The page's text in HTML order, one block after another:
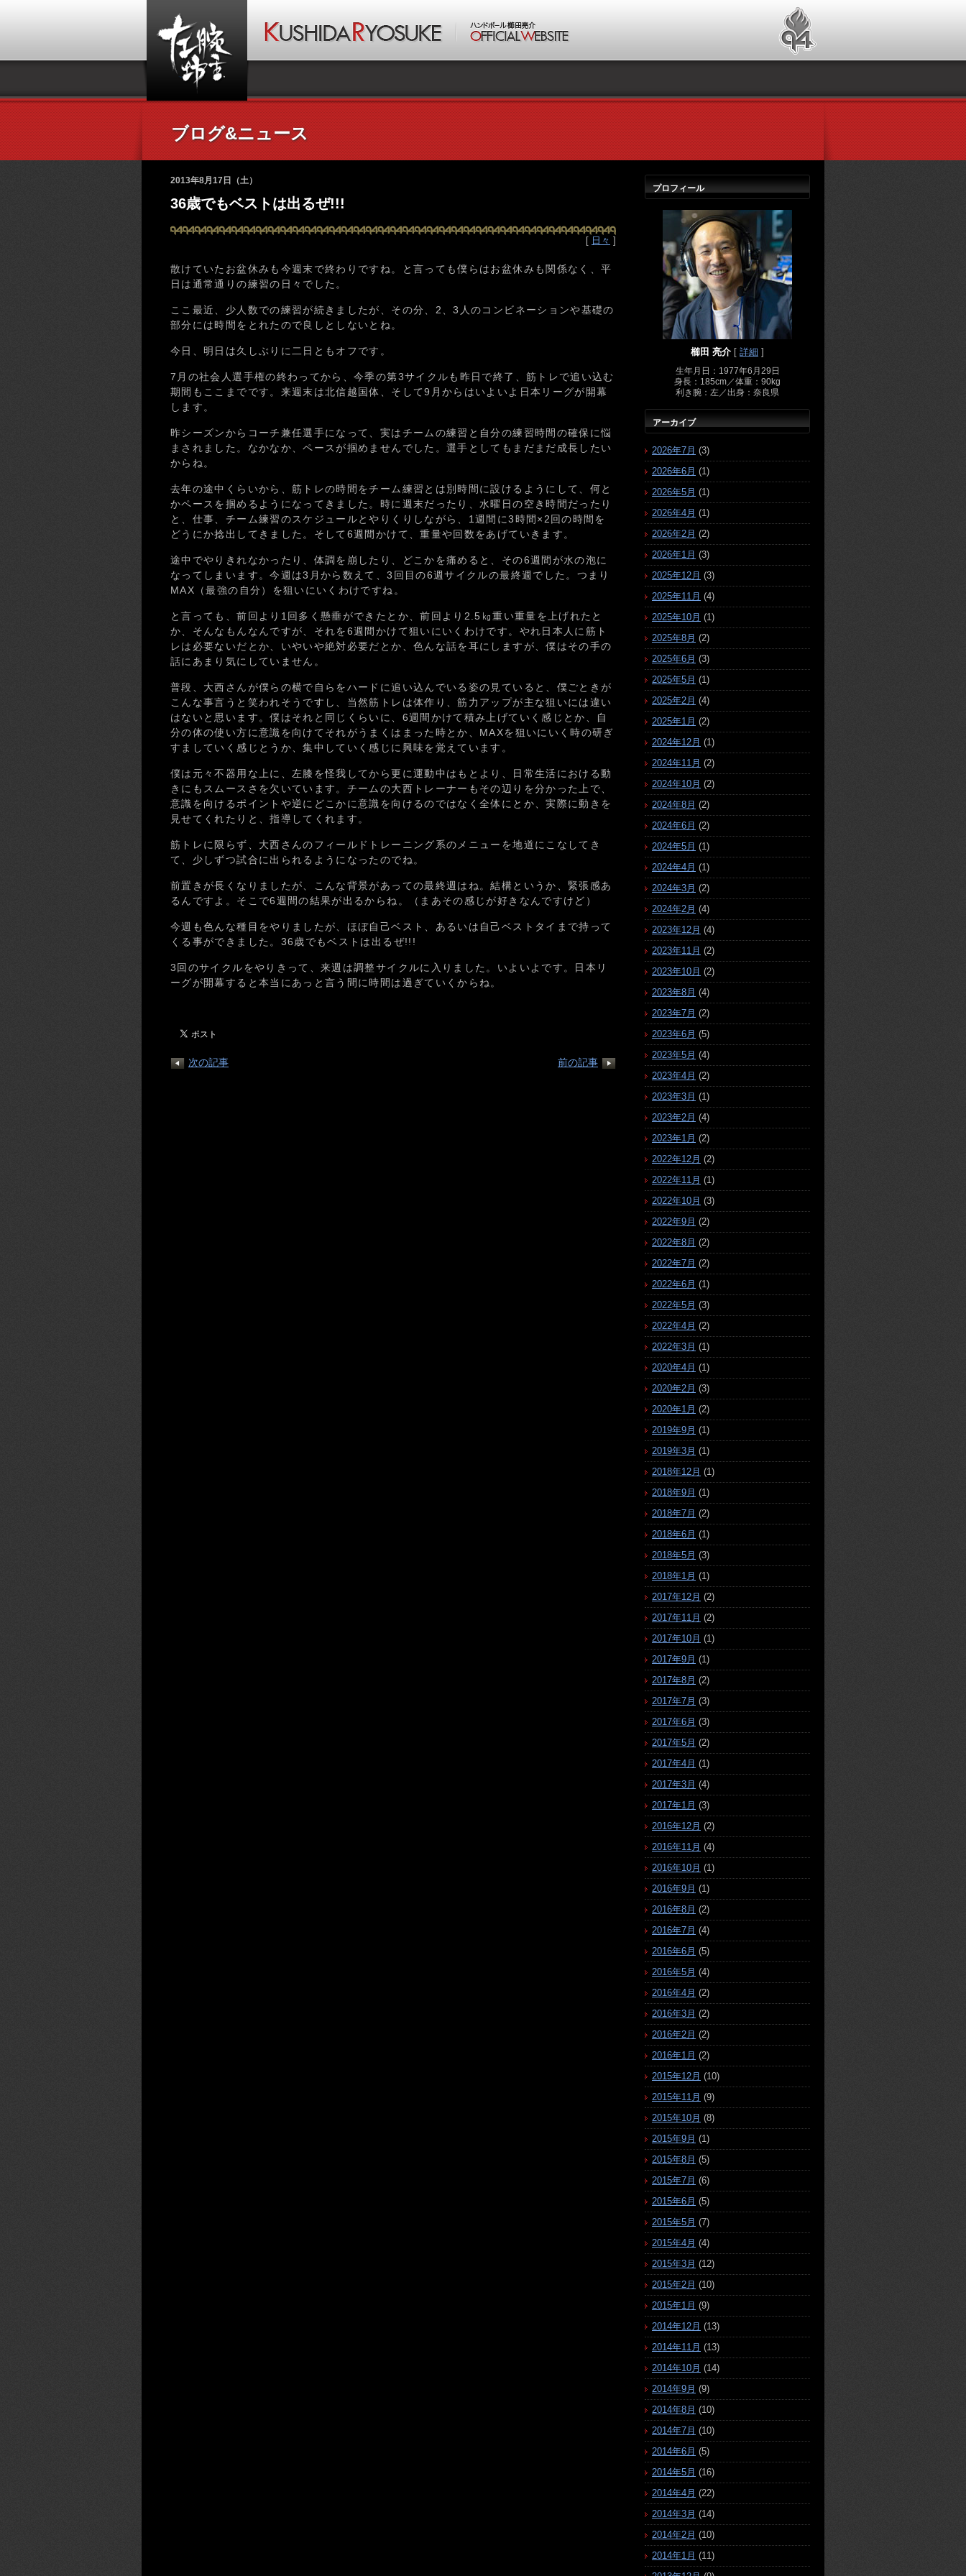
ブログ&ニュース
2013年8月17日（土）
36歳でもベストは出るぜ!!!
[ 日々 ]
散けていたお盆休みも今週末で終わりですね。と言っても僕らはお盆休みも関係なく、平
日は通常通りの練習の日々でした。
ここ最近、少人数での練習が続きましたが、その分、2、3人のコンビネーションや基礎の
部分には時間をとれたので良しとしないとね。
今日、明日は久しぶりに二日ともオフです。
7月の社会人選手権の終わってから、今季の第3サイクルも昨日で終了、筋トレで追い込む
期間もここまでです。来週末は北信越国体、そして9月からはいよいよ日本リーグが開幕
します。
昨シーズンからコーチ兼任選手になって、実はチームの練習と自分の練習時間の確保に悩
まされました。なかなか、ペースが掴めませんでした。選手としてもまだまだ成長したい
からね。
去年の途中くらいから、筋トレの時間をチーム練習とは別時間に設けるようにして、何と
かペースを掴めるようになってきました。時に週末だったり、水曜日の空き時間だったり
と、仕事、チーム練習のスケジュールとやりくりしながら、1週間に3時間×2回の時間を
どうにか捻出してきました。そして6週間かけて、重量や回数をあげていきます。
途中でやりきれなかったり、体調を崩したり、どこかを痛めると、その6週間が水の泡に
なってしまいます。今週は3月から数えて、3回目の6週サイクルの最終週でした。つまり
MAX（最強の自分）を狙いにいくわけですね。
と言っても、前回より1回多く懸垂ができたとか、前回より2.5㎏重い重量を上げれたと
か、そんなもんなんですが、それを6週間かけて狙いにいくわけです。やれ日本人に筋ト
レは必要ないだとか、いやいや絶対必要だとか、色んな話を耳にしますが、僕はその手の
話にあまり気にしていません。
普段、大西さんが僕らの横で自らをハードに追い込んでいる姿の見ていると、僕ごときが
こんな事言うと笑われそうですし、当然筋トレは体作り、筋力アップが主な狙いには違い
はないと思います。僕はそれと同じくらいに、6週間かけて積み上げていく感じとか、自
分の体の使い方に意識を向けてそれがうまくはまった時とか、MAXを狙いにいく時の研ぎ
すましていく感じとうか、集中していく感じに興味を覚えています。
僕は元々不器用な上に、左膝を怪我してから更に運動中はもとより、日常生活における動
きにもスムースさを欠いています。チームの大西トレーナーもその辺りを分かった上で、
意識を向けるポイントや逆にどこかに意識を向けるのではなく全体にとか、実際に動きを
見せてくれたりと、指導してくれます。
筋トレに限らず、大西さんのフィールドトレーニング系のメニューを地道にこなしてき
て、少しずつ試合に出られるようになったのでね。
前置きが長くなりましたが、こんな背景があっての最終週はね。結構というか、緊張感あ
るんですよ。そこで6週間の結果が出るからね。（まあその感じが好きなんですけど）
今週も色んな種目をやりましたが、ほぼ自己ベスト、あるいは自己ベストタイまで持って
くる事ができました。36歳でもベストは出るぜ!!!
3回のサイクルをやりきって、来週は調整サイクルに入りました。いよいよです。日本リ
ーグが開幕すると本当にあっと言う間に時間は過ぎていくからね。
前の記事
次の記事
プロフィール
櫛田 亮介 [ 詳細 ]
生年月日：1977年6月29日
身長：185cm／体重：90kg
利き腕：左／出身：奈良県
アーカイブ
2026年7月 (3)
2026年6月 (1)
2026年5月 (1)
2026年4月 (1)
2026年2月 (2)
2026年1月 (3)
2025年12月 (3)
2025年11月 (4)
2025年10月 (1)
2025年8月 (2)
2025年6月 (3)
2025年5月 (1)
2025年2月 (4)
2025年1月 (2)
2024年12月 (1)
2024年11月 (2)
2024年10月 (2)
2024年8月 (2)
2024年6月 (2)
2024年5月 (1)
2024年4月 (1)
2024年3月 (2)
2024年2月 (4)
2023年12月 (4)
2023年11月 (2)
2023年10月 (2)
2023年8月 (4)
2023年7月 (2)
2023年6月 (5)
2023年5月 (4)
2023年4月 (2)
2023年3月 (1)
2023年2月 (4)
2023年1月 (2)
2022年12月 (2)
2022年11月 (1)
2022年10月 (3)
2022年9月 (2)
2022年8月 (2)
2022年7月 (2)
2022年6月 (1)
2022年5月 (3)
2022年4月 (2)
2022年3月 (1)
2020年4月 (1)
2020年2月 (3)
2020年1月 (2)
2019年9月 (1)
2019年3月 (1)
2018年12月 (1)
2018年9月 (1)
2018年7月 (2)
2018年6月 (1)
2018年5月 (3)
2018年1月 (1)
2017年12月 (2)
2017年11月 (2)
2017年10月 (1)
2017年9月 (1)
2017年8月 (2)
2017年7月 (3)
2017年6月 (3)
2017年5月 (2)
2017年4月 (1)
2017年3月 (4)
2017年1月 (3)
2016年12月 (2)
2016年11月 (4)
2016年10月 (1)
2016年9月 (1)
2016年8月 (2)
2016年7月 (4)
2016年6月 (5)
2016年5月 (4)
2016年4月 (2)
2016年3月 (2)
2016年2月 (2)
2016年1月 (2)
2015年12月 (10)
2015年11月 (9)
2015年10月 (8)
2015年9月 (1)
2015年8月 (5)
2015年7月 (6)
2015年6月 (5)
2015年5月 (7)
2015年4月 (4)
2015年3月 (12)
2015年2月 (10)
2015年1月 (9)
2014年12月 (13)
2014年11月 (13)
2014年10月 (14)
2014年9月 (9)
2014年8月 (10)
2014年7月 (10)
2014年6月 (5)
2014年5月 (16)
2014年4月 (22)
2014年3月 (14)
2014年2月 (10)
2014年1月 (11)